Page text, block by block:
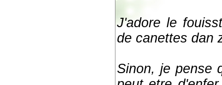
J'adore le
de canettes dan
Sinon, je pense